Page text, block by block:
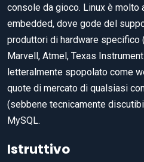
console da gioco. Linux è molto
embedded, dove gode del
produttori di hardware specifico
Marvell, Atmel, Texas
letteralmente spopolato come
quote di mercato di qualsiasi
(sebbene tecnicamente
MySQL.
Istruttivo